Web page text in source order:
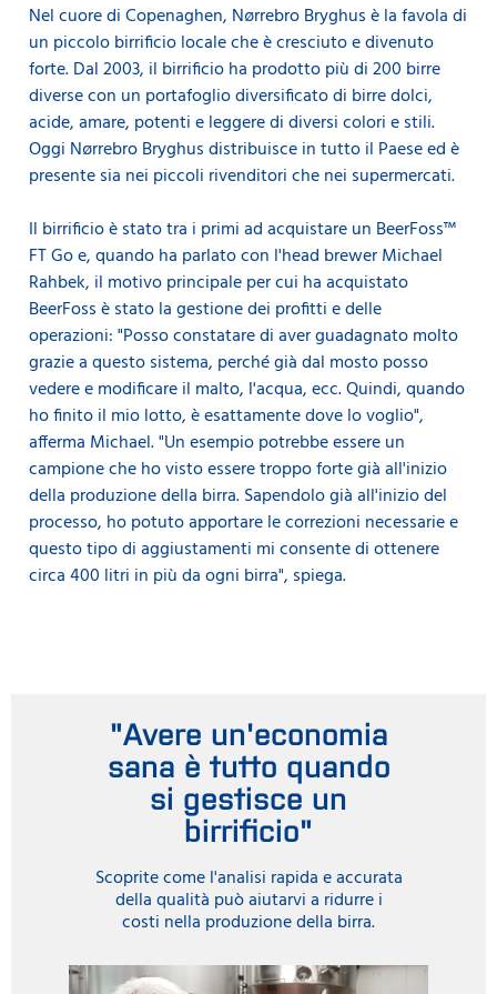
Nel cuore di Copenaghen, Nørrebro Bryghus è la favola di
un piccolo birrificio locale che è cresciuto e divenuto
forte. Dal 2003, il birrificio ha prodotto più di 200 birre
diverse con un portafoglio diversificato di birre dolci,
acide, amare, potenti e leggere di diversi colori e stili.
Oggi Nørrebro Bryghus distribuisce in tutto il Paese ed è
presente sia nei piccoli rivenditori che nei supermercati.
Il birrificio è stato tra i primi ad acquistare un BeerFoss™
FT Go e, quando ha parlato con l'head brewer Michael
Rahbek, il motivo principale per cui ha acquistato
BeerFoss è stato la gestione dei profitti e delle
operazioni: "Posso constatare di aver guadagnato molto
grazie a questo sistema, perché già dal mosto posso
vedere e modificare il malto, l'acqua, ecc. Quindi, quando
ho finito il mio lotto, è esattamente dove lo voglio",
afferma Michael. "Un esempio potrebbe essere un
campione che ho visto essere troppo forte già all'inizio
della produzione della birra. Sapendolo già all'inizio del
processo, ho potuto apportare le correzioni necessarie e
questo tipo di aggiustamenti mi consente di ottenere
circa 400 litri in più da ogni birra", spiega.
"Avere un'economia
sana è tutto quando
si gestisce un
birrificio"
Scoprite come l'analisi rapida e accurata
della qualità può aiutarvi a ridurre i
costi nella produzione della birra.